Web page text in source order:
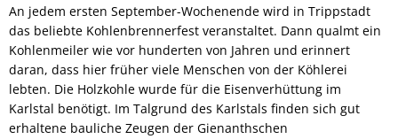
An jedem ersten September-Wochenende wird in Trippstadt
das beliebte Kohlenbrennerfest veranstaltet. Dann qualmt ein
Kohlenmeiler wie vor hunderten von Jahren und erinnert
daran, dass hier früher viele Menschen von der Köhlerei
lebten. Die Holzkohle wurde für die Eisenverhüttung im
Karlstal benötigt. Im Talgrund des Karlstals finden sich gut
erhaltene bauliche Zeugen der Gienanthschen